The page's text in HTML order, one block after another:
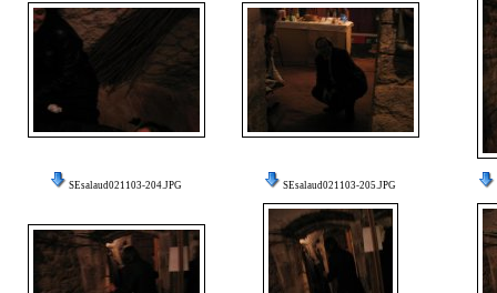
SEsalaud021103-204.JPG SEsalaud021103-205.JPG